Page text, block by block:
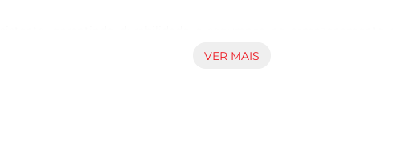
e pragas, o que é fundamental para preservar a qualidade dos
adaptam a diversas necessidades. Sua versatilidade faz com
VER MAIS